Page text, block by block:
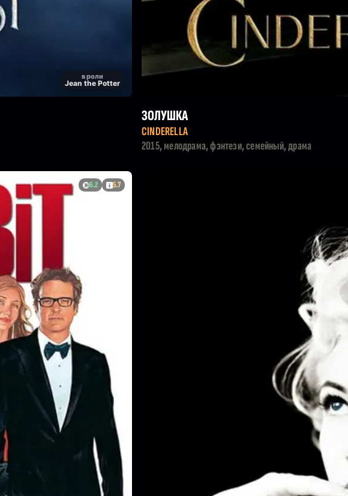
в роли
Jean the Potter
ЗОЛУШКА
CINDERELLA
2015, мелодрама, фэнтези, семейный, драма
6.2 5.7